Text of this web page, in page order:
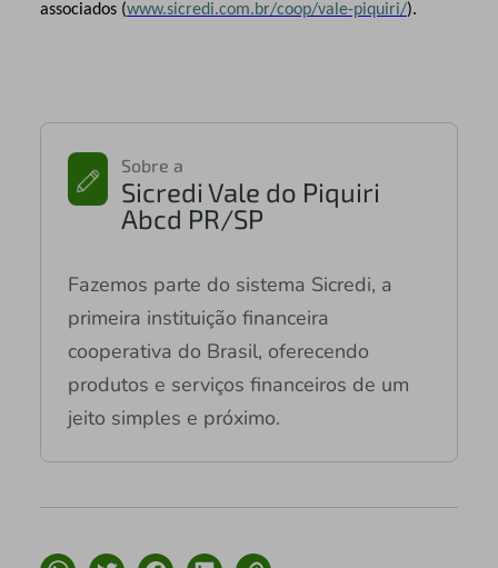
associados (www.sicredi.com.br/coop/vale-piquiri/).
Sobre a
Sicredi Vale do Piquiri
Abcd PR/SP
Fazemos parte do sistema Sicredi, a
primeira instituição financeira
cooperativa do Brasil, oferecendo
produtos e serviços financeiros de um
jeito simples e próximo.